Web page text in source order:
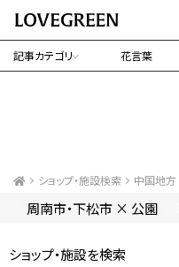
記事カテゴリ 花言葉
ショップ・施設検索 中国地方
周南市・下松市 × 公園
ショップ・施設を検索